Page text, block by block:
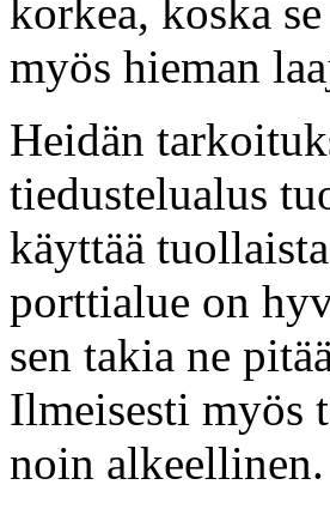
korkea, koska
myös hieman
Heidän
tiedustelualus
käyttää
porttialue on
sen takia ne
Ilmeisesti myös
noin alkeellinen.